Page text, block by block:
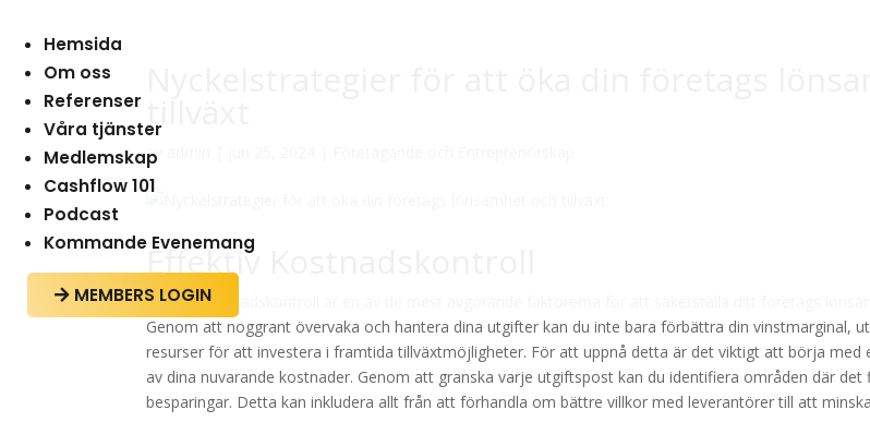
Hemsida
Om oss
Referenser
Våra tjänster
Medlemskap
Cashflow 101
Podcast
Kommande Evenemang
 MEMBERS LOGIN
av
Effektiv Kostnadskontroll
Effektiv kostnadskontroll är en av de mest avgörande faktorerna för att säkerställa ditt företags
Genom att noggrant övervaka och hantera dina utgifter kan du inte bara förbättra din vinstmarginal,
resurser för att investera i framtida tillväxtmöjligheter. För att uppnå detta är det viktigt att börja med
av dina nuvarande kostnader. Genom att granska varje utgiftspost kan du identifiera områden där
besparingar. Detta kan inkludera allt från att förhandla om bättre villkor med leverantörer till att